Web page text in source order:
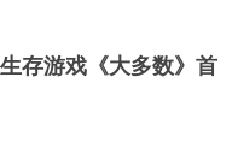
存游戏《大多数》首